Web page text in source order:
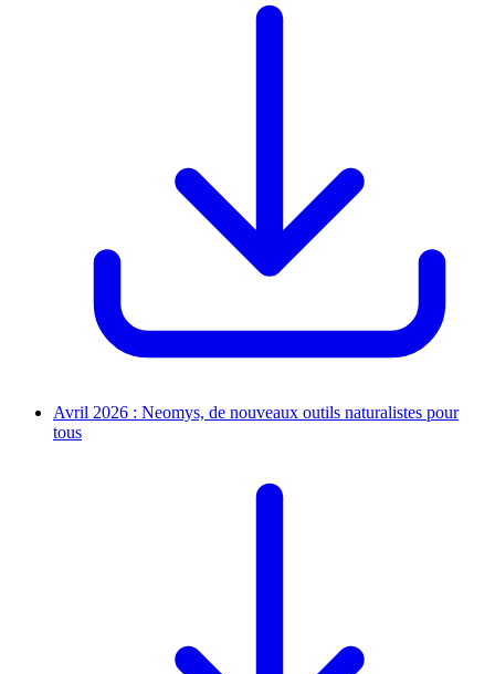
Avril 2026 : Neomys, de nouveaux outils naturalistes pour
tous